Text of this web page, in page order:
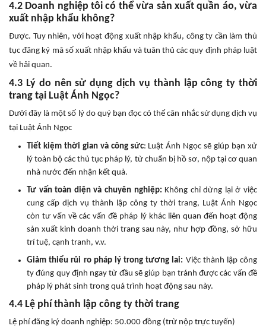
4.2 Doanh nghiệp tôi có thể vừa sản xuất quần áo, vừa
xuất nhập khẩu không?
Được. Tuy nhiên, với hoạt động xuất nhập khẩu, công ty cần làm thủ
tục đăng ký mã số xuất nhập khẩu và tuân thủ các quy định pháp luật
về hải quan.
4.3 Lý do nên sử dụng dịch vụ thành lập công ty thời
trang tại Luật Ánh Ngọc?
Dưới đây là một số lý do quý bạn đọc có thể cân nhắc sử dụng dịch vụ
tại Luật Ánh Ngọc
Tiết kiệm thời gian và công sức: Luật Ánh Ngọc sẽ giúp bạn xử
lý toàn bộ các thủ tục pháp lý, từ chuẩn bị hồ sơ, nộp tại cơ quan
nhà nước đến nhận kết quả.
Tư vấn toàn diện và chuyên nghiệp: Không chỉ dừng lại ở việc
cung cấp dịch vụ thành lập công ty thời trang, Luật Ánh Ngọc
còn tư vấn về các vấn đề pháp lý khác liên quan đến hoạt động
sản xuất kinh doanh thời trang sau này, như hợp đồng, sở hữu
trí tuệ, cạnh tranh, v.v.
Giảm thiểu rủi ro pháp lý trong tương lai: Việc thành lập công
ty đúng quy định ngay từ đầu sẽ giúp bạn tránh được các vấn đề
pháp lý phát sinh trong quá trình hoạt động sau này.
4.4 Lệ phí thành lập công ty thời trang
Lệ phí đăng ký doanh nghiệp: 50.000 đồng (trừ nộp trực tuyến)